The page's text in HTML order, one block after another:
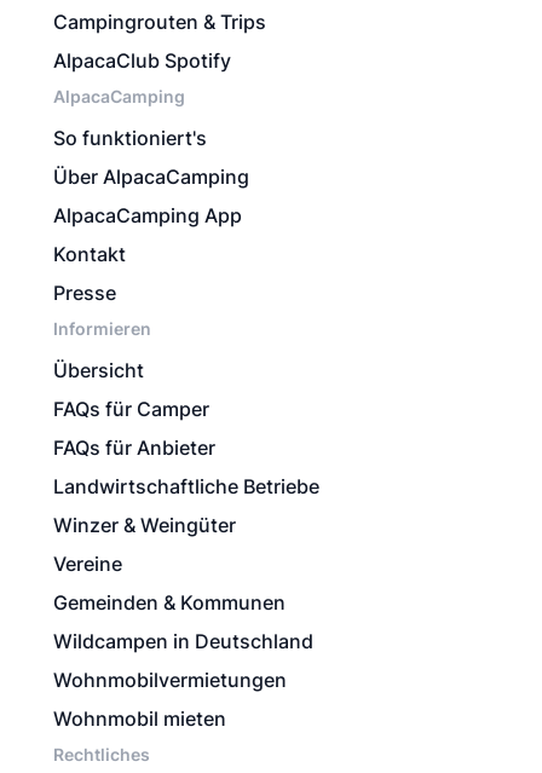
Campingrouten & Trips
AlpacaClub Spotify
AlpacaCamping
So funktioniert's
Über AlpacaCamping
AlpacaCamping App
Kontakt
Presse
Informieren
Übersicht
FAQs für Camper
FAQs für Anbieter
Landwirtschaftliche Betriebe
Winzer & Weingüter
Vereine
Gemeinden & Kommunen
Wildcampen in Deutschland
Wohnmobilvermietungen
Wohnmobil mieten
Rechtliches